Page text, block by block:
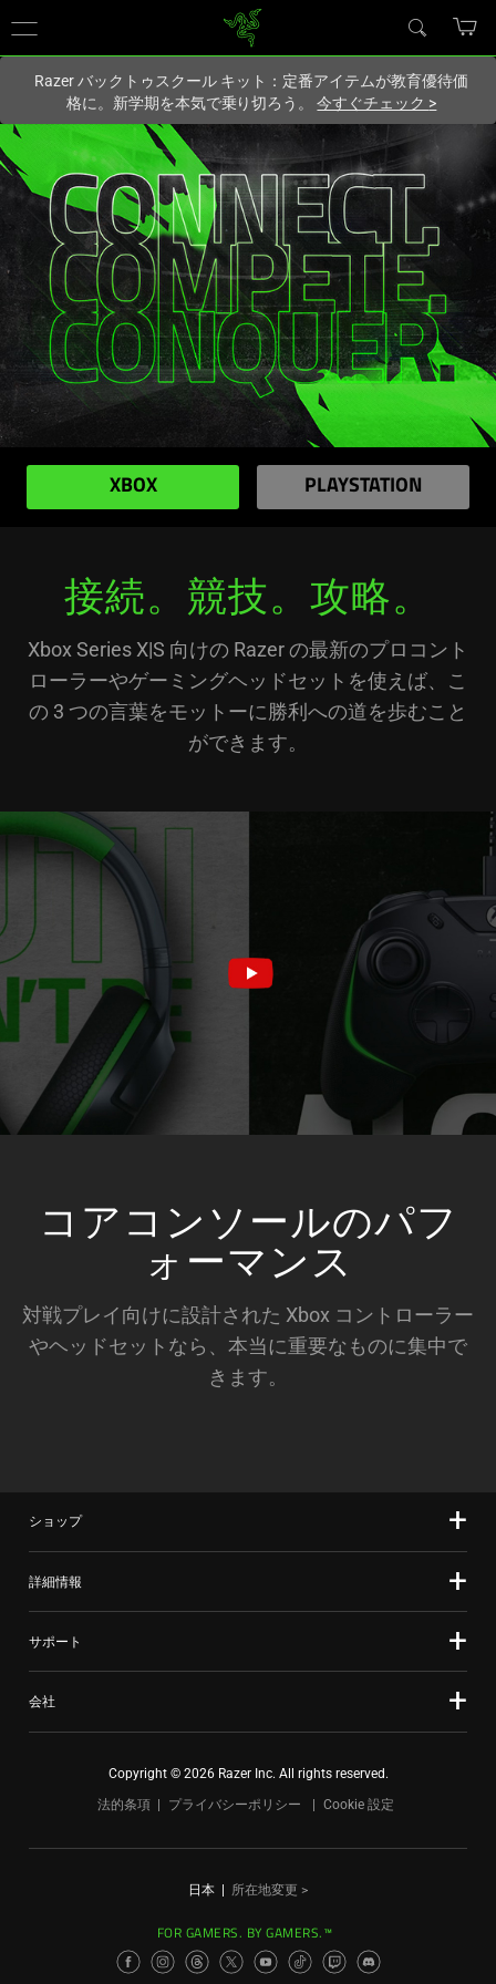
サイトにアクセスしています.
Razer バックトゥスクール キット：定番アイテムが教育優待価
格に。新学期を本気で乗り切ろう。今すぐチェック >
XBOX PLAYSTATION
接続。競技。攻略。
Xbox Series X|S 向けの Razer の最新のプロコント
ローラーやゲーミングヘッドセットを使えば、こ
の 3 つの言葉をモットーに勝利への道を歩むこと
ができます。
コアコンソールのパフ
ォーマンス
対戦プレイ向けに設計された Xbox コントローラー
やヘッドセットなら、本当に重要なものに集中で
きます。
ショップ
詳細情報
サポート
会社
Copyright © 2026 Razer Inc. All rights reserved.
法的条項
プライバシーポリシー Cookie 設定
日本 所在地変更 >
FOR GAMERS. BY GAMERS.™